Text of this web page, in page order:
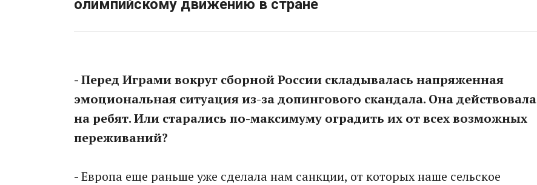
олимпийскому движению в стране
- Перед Играми вокруг сборной России складывалась напряженная
эмоциональная ситуация из-за допингового скандала. Она действовала
на ребят. Или старались по-максимуму оградить их от всех возможных
переживаний?
- Европа еще раньше уже сделала нам санкции, от которых наше сельское